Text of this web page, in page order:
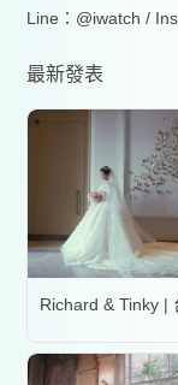
Line：@iwatch /
最新發表